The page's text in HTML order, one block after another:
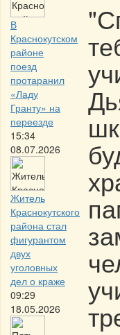
В
Краснокутском
районе
поезд
протаранил
«Ладу
Гранту» на
переезде
15:34
08.07.2026
Житель
Краснокутского
района стал
фигурантом
двух
уголовных
дел о краже
09:29
18.05.2026